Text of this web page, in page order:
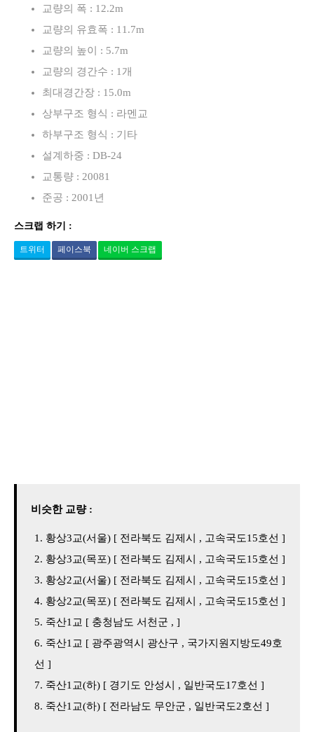
교량의 폭 : 12.2m
교량의 유효폭 : 11.7m
교량의 높이 : 5.7m
교량의 경간수 : 1개
최대경간장 : 15.0m
상부구조 형식 : 라멘교
하부구조 형식 : 기타
설계하중 : DB-24
교통량 : 20081
준공 : 2001년
스크랩 하기 :
트위터 페이스북 네이버 스크랩
비슷한 교량 :
황상3교(서울) [ 전라북도 김제시 , 고속국도15호선 ]
황상3교(목포) [ 전라북도 김제시 , 고속국도15호선 ]
황상2교(서울) [ 전라북도 김제시 , 고속국도15호선 ]
황상2교(목포) [ 전라북도 김제시 , 고속국도15호선 ]
죽산1교 [ 충청남도 서천군 , ]
죽산1교 [ 광주광역시 광산구 , 국가지원지방도49호
선 ]
죽산1교(하) [ 경기도 안성시 , 일반국도17호선 ]
죽산1교(하) [ 전라남도 무안군 , 일반국도2호선 ]